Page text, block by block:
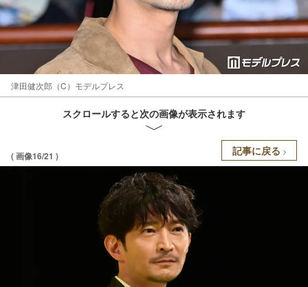
津田健次郎（C）モデルプレス
スクロールすると次の画像が表示されます
( 画像16/21 ) 記事に戻る